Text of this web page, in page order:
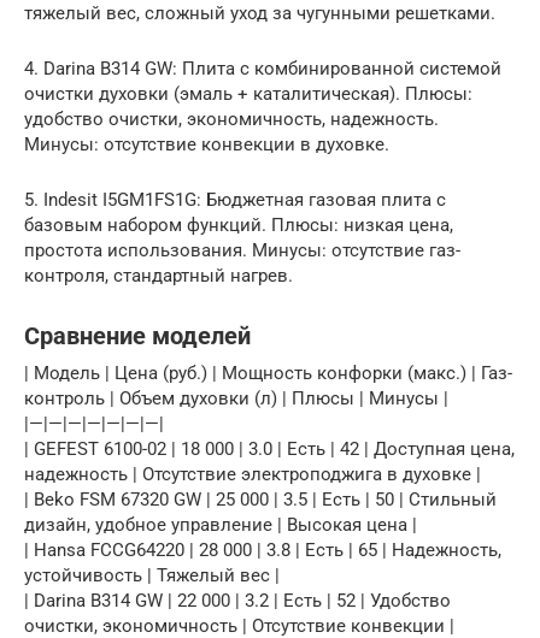
тяжелый вес, сложный уход за чугунными решетками.
4. Darina B314 GW: Плита с комбинированной системой
очистки духовки (эмаль + каталитическая). Плюсы:
удобство очистки, экономичность, надежность.
Минусы: отсутствие конвекции в духовке.
5. Indesit I5GM1FS1G: Бюджетная газовая плита с
базовым набором функций. Плюсы: низкая цена,
простота использования. Минусы: отсутствие газ-
контроля, стандартный нагрев.
Сравнение моделей
| Модель | Цена (руб.) | Мощность конфорки (макс.) | Газ-
контроль | Объем духовки (л) | Плюсы | Минусы |
|—|—|—|—|—|—|—|
| GEFEST 6100-02 | 18 000 | 3.0 | Есть | 42 | Доступная цена,
надежность | Отсутствие электроподжига в духовке |
| Beko FSM 67320 GW | 25 000 | 3.5 | Есть | 50 | Стильный
дизайн, удобное управление | Высокая цена |
| Hansa FCCG64220 | 28 000 | 3.8 | Есть | 65 | Надежность,
устойчивость | Тяжелый вес |
| Darina B314 GW | 22 000 | 3.2 | Есть | 52 | Удобство
очистки, экономичность | Отсутствие конвекции |